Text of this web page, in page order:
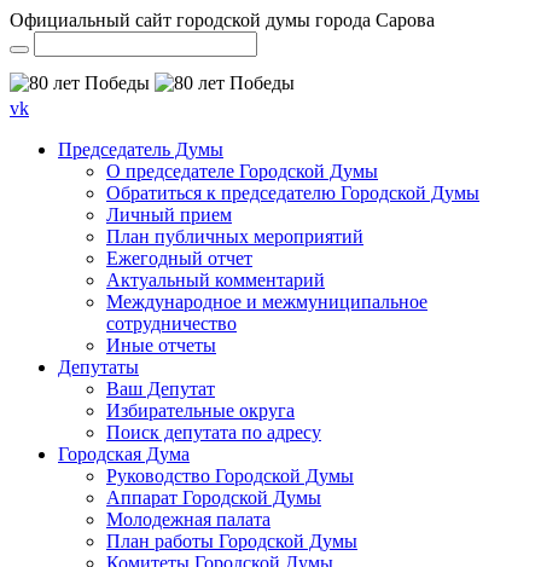
Официальный сайт городской думы города Сарова
vk
Председатель Думы
О председателе Городской Думы
Обратиться к председателю Городской Думы
Личный прием
План публичных мероприятий
Ежегодный отчет
Актуальный комментарий
Международное и межмуниципальное
сотрудничество
Иные отчеты
Депутаты
Ваш Депутат
Избирательные округа
Поиск депутата по адресу
Городская Дума
Руководство Городской Думы
Аппарат Городской Думы
Молодежная палата
План работы Городской Думы
Комитеты Городской Думы